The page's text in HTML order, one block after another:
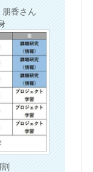
香さん